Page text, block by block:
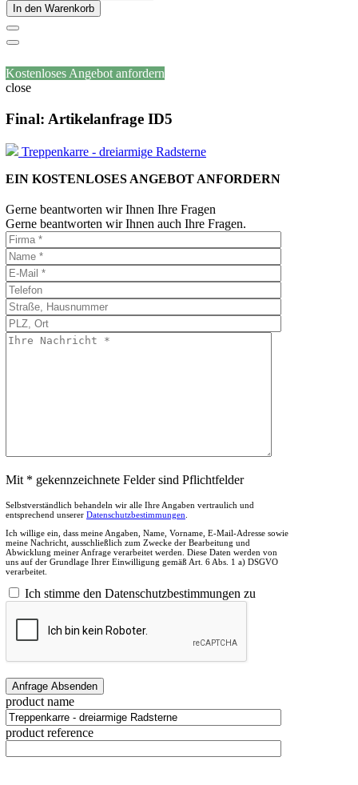
In den Warenkorb
Kostenloses Angebot anfordern
close
Final: Artikelanfrage ID5
Treppenkarre - dreiarmige Radsterne
EIN KOSTENLOSES ANGEBOT ANFORDERN
Gerne beantworten wir Ihnen Ihre Fragen
Gerne beantworten wir Ihnen auch Ihre Fragen.
Mit * gekennzeichnete Felder sind Pflichtfelder
Selbstverständlich behandeln wir alle Ihre Angaben vertraulich und
entsprechend unserer Datenschutzbestimmungen
Ich willige ein, dass meine Angaben, Name, Vorname, E-Mail-Adresse sowie
meine Nachricht, ausschließlich zum Zwecke der Bearbeitung und
Abwicklung meiner Anfrage verarbeitet werden. Diese Daten werden von
uns auf der Grundlage Ihrer Einwilligung gemäß Art. 6 Abs. 1 a) DSGVO
verarbeitet.
Ich stimme den Datenschutzbestimmungen zu
product name
product reference